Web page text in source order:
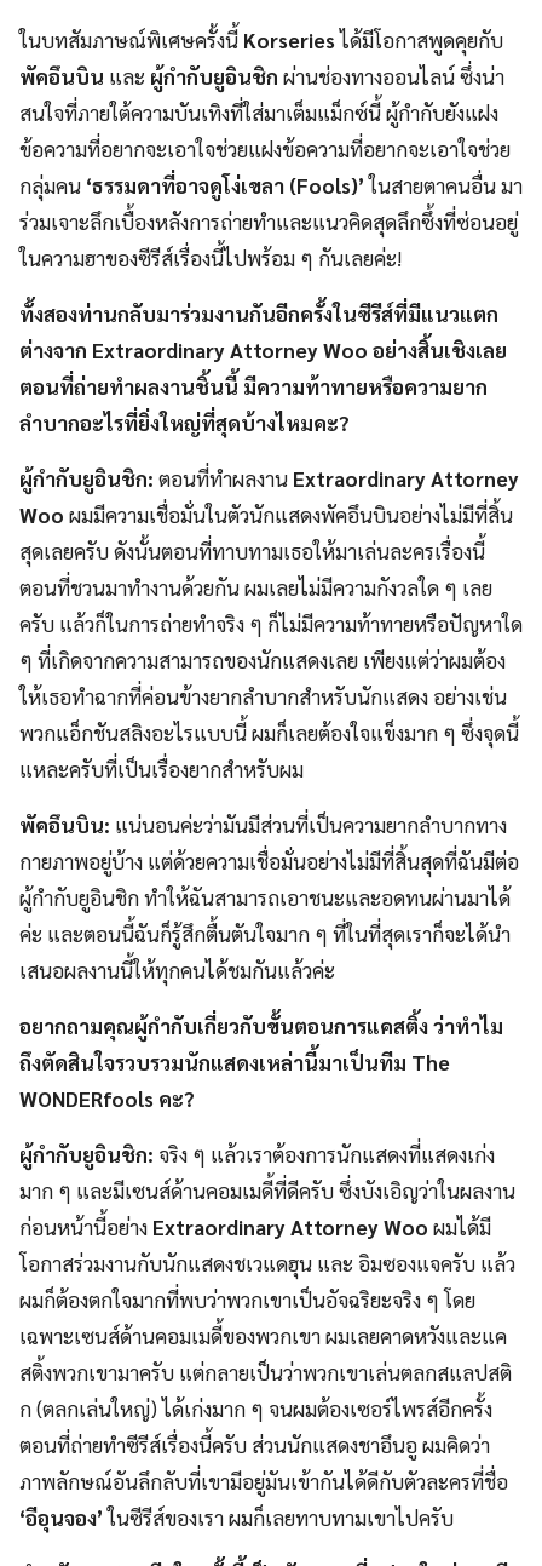
ในบทสัมภาษณ์พิเศษครั้งนี้ Korseriesได้มีโอกาสพูดคุยกับ
พัคอึนบิน และ ผู้กำกับยูอินชิก ผ่านช่องทางออนไลน์ ซึ่งน่า
สนใจที่ภายใต้ความบันเทิงที่ใส่มาเต็มแม็กซ์นี้ ผู้กำกับยังแฝง
ข้อความที่อยากจะเอาใจช่วยแฝงข้อความที่อยากจะเอาใจช่วย
กลุ่มคน ‘ธรรมดาที่อาจดูโง่เขลา (Fools)’ในสายตาคนอื่น มา
ร่วมเจาะลึกเบื้องหลังการถ่ายทำและแนวคิดสุดลึกซึ้งที่ซ่อนอยู่
ในความฮาของซีรีส์เรื่องนี้ไปพร้อม ๆ กันเลยค่ะ!
ทั้งสองท่านกลับมาร่วมงานกันอีกครั้งในซีรีส์ที่มีแนวแตก
ต่างจาก Extraordinary Attorney Woo อย่างสิ้นเชิงเลย
ตอนที่ถ่ายทำผลงานชิ้นนี้ มีความท้าทายหรือความยาก
ลำบากอะไรที่ยิ่งใหญ่ที่สุดบ้างไหมคะ?
ผู้กำกับยูอินชิก: ตอนที่ทำผลงาน Extraordinary Attorney
Woo ผมมีความเชื่อมั่นในตัวนักแสดงพัคอึนบินอย่างไม่มีที่สิ้น
สุดเลยครับ ดังนั้นตอนที่ทาบทามเธอให้มาเล่นละครเรื่องนี้
ตอนที่ชวนมาทำงานด้วยกัน ผมเลยไม่มีความกังวลใด ๆ เลย
ครับ แล้วก็ในการถ่ายทำจริง ๆ ก็ไม่มีความท้าทายหรือปัญหาใด
ๆ ที่เกิดจากความสามารถของนักแสดงเลย เพียงแต่ว่าผมต้อง
ให้เธอทำฉากที่ค่อนข้างยากลำบากสำหรับนักแสดง อย่างเช่น
พวกแอ็กชันสลิงอะไรแบบนี้ ผมก็เลยต้องใจแข็งมาก ๆ ซึ่งจุดนี้
แหละครับที่เป็นเรื่องยากสำหรับผม
พัคอึนบิน: แน่นอนค่ะว่ามันมีส่วนที่เป็นความยากลำบากทาง
กายภาพอยู่บ้าง แต่ด้วยความเชื่อมั่นอย่างไม่มีที่สิ้นสุดที่ฉันมีต่อ
ผู้กำกับยูอินชิก ทำให้ฉันสามารถเอาชนะและอดทนผ่านมาได้
ค่ะ และตอนนี้ฉันก็รู้สึกตื้นตันใจมาก ๆ ที่ในที่สุดเราก็จะได้นำ
เสนอผลงานนี้ให้ทุกคนได้ชมกันแล้วค่ะ
อยากถามคุณผู้กำกับเกี่ยวกับขั้นตอนการแคสติ้ง ว่าทำไม
ถึงตัดสินใจรวบรวมนักแสดงเหล่านี้มาเป็นทีม The
WONDERfools คะ?
ผู้กำกับยูอินชิก: จริง ๆ แล้วเราต้องการนักแสดงที่แสดงเก่ง
มาก ๆ และมีเซนส์ด้านคอมเมดี้ที่ดีครับ ซึ่งบังเอิญว่าในผลงาน
ก่อนหน้านี้อย่าง Extraordinary Attorney Woo ผมได้มี
โอกาสร่วมงานกับนักแสดงชเวแดฮุน และ อิมซองแจครับ แล้ว
ผมก็ต้องตกใจมากที่พบว่าพวกเขาเป็นอัจฉริยะจริง ๆ โดย
เฉพาะเซนส์ด้านคอมเมดี้ของพวกเขา ผมเลยคาดหวังและแค
สติ้งพวกเขามาครับ แต่กลายเป็นว่าพวกเขาเล่นตลกสแลปสติ
ก (ตลกเล่นใหญ่) ได้เก่งมาก ๆ จนผมต้องเซอร์ไพรส์อีกครั้ง
ตอนที่ถ่ายทำซีรีส์เรื่องนี้ครับ ส่วนนักแสดงชาอึนอู ผมคิดว่า
ภาพลักษณ์อันลึกลับที่เขามีอยู่มันเข้ากันได้ดีกับตัวละครที่ชื่อ
‘อีอุนจอง’ในซีรีส์ของเรา ผมก็เลยทาบทามเขาไปครับ